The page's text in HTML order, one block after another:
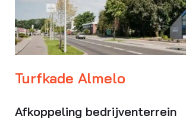
Turfkade Almelo
Afkoppeling bedrijventerrein